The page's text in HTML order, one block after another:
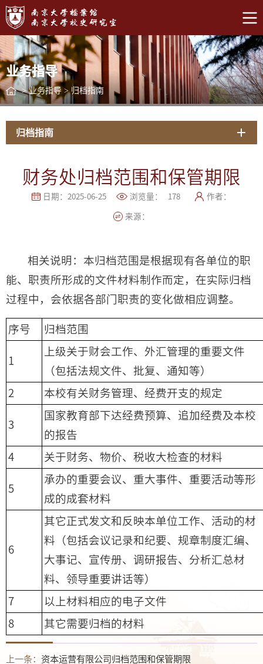
业务指导
> 业务指导 > 归档指南
归档指南
财务处归档范围和保管期限
日期：2025-06-25 浏览量： 178 作者：
来源：
相关说明：本归档范围是根据现有各单位的职
能、职责所形成的文件材料制作而定，在实际归档
过程中，会依据各部门职责的变化做相应调整。
序号 归档范围
1
上级关于财会工作、外汇管理的重要文件
（包括法规文件、批复、通知等）
2 本校有关财务管理、经费开支的规定
3
国家教育部下达经费预算、追加经费及本校
的报告
4 关于财务、物价、税收大检查的材料
5
承办的重要会议、重大事件、重要活动等形
成的成套材料
6
其它正式发文和反映本单位工作、活动的材
料（包括会议记录和纪要、规章制度汇编、
大事记、宣传册、调研报告、分析汇总材
料、领导重要讲话等）
7 以上材料相应的电子文件
8 其它需要归档的材料
上一条： 资本运营有限公司归档范围和保管期限